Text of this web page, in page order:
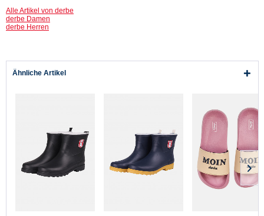
Alle Artikel von derbe
derbe Damen
derbe Herren
Ähnliche Artikel